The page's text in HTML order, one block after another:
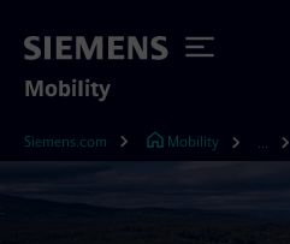
Mobility
Siemens.com Mobility